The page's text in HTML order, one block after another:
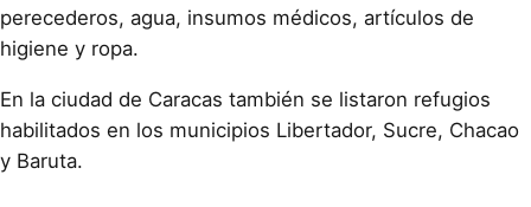
perecederos, agua, insumos médicos, artículos de
higiene y ropa.
En la ciudad de Caracas también se listaron refugios
habilitados en los municipios Libertador, Sucre, Chacao
y Baruta.